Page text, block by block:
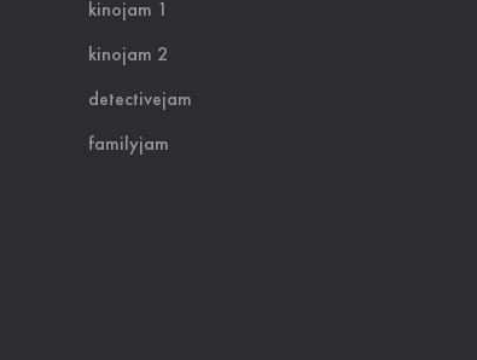
kinojam 1
kinojam 2
detectivejam
familyjam